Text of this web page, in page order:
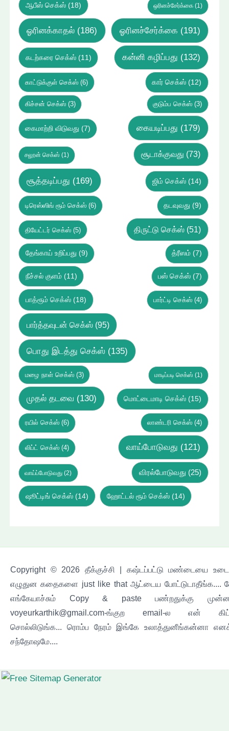
ஆபீஸ் செக்ஸ் (18) ஒரினச்சேர்க்கை (1)
ஓரினக்காதல் (186) ஓரினச்சேர்க்கை (191)
கடற்கரை செக்ஸ்(11) கன்னி கழிப்பது (132)
காட்டுக்குள் செக்ஸ் (6) கார் செக்ஸ் (12)
கிச்சன் செக்ஸ்(3) குடும்ப செக்ஸ் (3)
கைமாற்றி விடுவது (7) கையடிப்பது (179)
சலூன் செக்ஸ் (1) சூடாக்குவது (73)
சூத்தடிப்பது (169) ஜிம் செக்ஸ் (14)
டிரெஸ்ஸிங் ரூம் செக்ஸ் (6) தடவுவது (9)
தியேட்டர் செக்ஸ் (5) திருட்டு செக்ஸ்(51)
தேங்காய் உறிப்பது (9) த்ரீஸம்(7)
நீச்சல் குளம்(11) பஸ் செக்ஸ்(7)
பாத்ரூம் செக்ஸ் (18) பார்ட்டி செக்ஸ் (4)
பார்த்தவுடன் செக்ஸ்(95)
பொது இடத்து செக்ஸ் (135)
மழை நாள் செக்ஸ்(3) மாடிப்படி செக்ஸ் (1)
முதல் தடவை (130) மொட்டைமாடி செக்ஸ்(15)
ரயில் செக்ஸ் (6) லாண்டரி செக்ஸ் (4)
லிப்ட் செக்ஸ்(4) வாய்போடுவது (121)
வாய்ப்போடுவது (2) விரல்போடுவது (25)
ஷூட்டிங் செக்ஸ்(14) ஹோட்டல் ரூம் செக்ஸ்(14)
Copyright © 2026 தீக்குச்சி | கஷ்டப்பட்டு மண்டையை
எழுதுன கதைகளை just like that ஆட்டைய போட்டுடாதீங்க....
எங்கேயாச்சும் Copy & paste பண்றதுக்கு
voyeurkarthik@gmail.com-ங்குற email-ல என்
சொல்லிடுங்க... ரொம்ப நேரம் இங்கே உலாத்துனீங்கன்னா
சந்தோஷமே....